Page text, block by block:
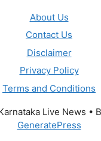
About Us
Contact Us
Disclaimer
Privacy Policy
Terms and Conditions
Live News •
GeneratePress